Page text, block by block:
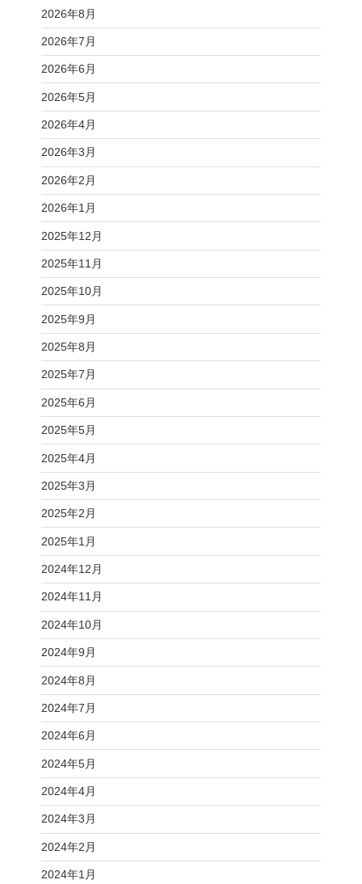
2026年8月
2026年7月
2026年6月
2026年5月
2026年4月
2026年3月
2026年2月
2026年1月
2025年12月
2025年11月
2025年10月
2025年9月
2025年8月
2025年7月
2025年6月
2025年5月
2025年4月
2025年3月
2025年2月
2025年1月
2024年12月
2024年11月
2024年10月
2024年9月
2024年8月
2024年7月
2024年6月
2024年5月
2024年4月
2024年3月
2024年2月
2024年1月